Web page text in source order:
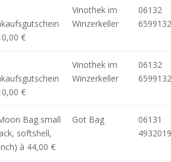
€
Vinothek im
Winzerkeller
06132
€
Vinothek im
Winzerkeller
06132
Bag small
softshell,
à 44,00 €
Got Bag
06131
4932019